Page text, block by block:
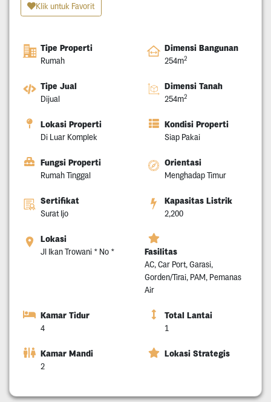
Klik untuk Favorit
Tipe Properti
Rumah
Dimensi Bangunan
254m2
Tipe Jual
Dijual
Dimensi Tanah
254m2
Lokasi Properti
Di Luar Komplek
Kondisi Properti
Siap Pakai
Fungsi Properti
Rumah Tinggal
Orientasi
Menghadap Timur
Sertifikat
Surat Ijo
Kapasitas Listrik
2,200
Lokasi
Jl Ikan Trowani * No * Fasilitas
AC, Car Port, Garasi,
Gorden/Tirai, PAM, Pemanas
Air
Kamar Tidur
4
Total Lantai
1
Kamar Mandi
2
Lokasi Strategis